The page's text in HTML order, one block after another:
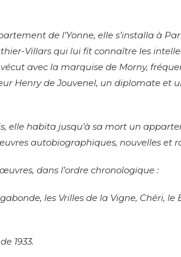
de l’Yonne, elle s’installa à
Villars qui lui fit connaître les
avec la marquise de Morny,
Henry de Jouvenel, un diplomate
elle habita jusqu’à sa mort un
autobiographiques, nouvelles et
dans l’ordre chronologique :
les Vrilles de la Vigne, Chéri,
1933.